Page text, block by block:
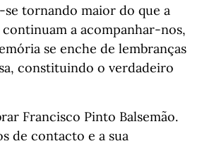
se tornando maior do que a
a acompanhar-nos,
se enche de lembranças
constituindo o verdadeiro
Francisco Pinto Balsemão.
de contacto e a sua